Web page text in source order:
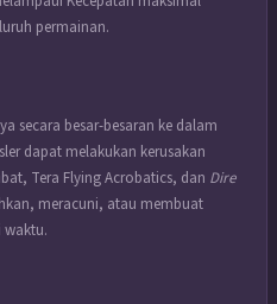
permainan.
secara besar-besaran ke dalam
dapat melakukan kerusakan
Tera Flying Acrobatics, dan Dire
meracuni, atau membuat
waktu.